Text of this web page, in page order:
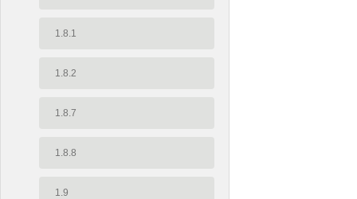
1.8.1
1.8.2
1.8.7
1.8.8
1.9